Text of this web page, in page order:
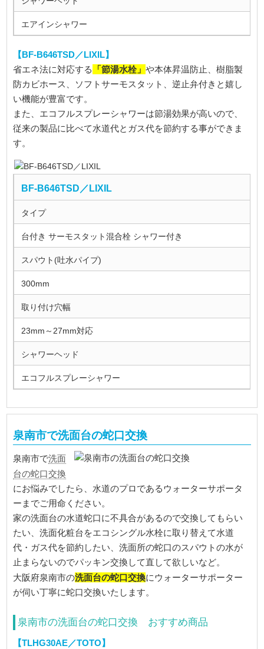
エアインシャワー
【BF-B646TSD／LIXIL】
省エネ法に対応する 「節湯水栓」や本体昇温防止、樹脂製
防カビホース、ソフトサーモスタット、逆止弁付きと嬉し
い機能が豊富です。
また、エコフルスプレーシャワーは節湯効果が高いので、
従来の製品に比べて水道代とガス代を節約する事ができま
す。
BF-B646TSD／LIXIL
タイプ
台付き サーモスタット混合栓 シャワー付き
スパウト(吐水パイプ)
300mm
取り付け穴幅
23mm～27mm対応
シャワーヘッド
エコフルスプレーシャワー
泉南市で洗面台の蛇口交換
泉南市で洗面
台の蛇口交換
にお悩みでしたら、水道のプロであるウォーターサポータ
ーまでご用命ください。
家の洗面台の水道蛇口に不具合があるので交換してもらい
たい、洗面化粧台をエコシングル水栓に取り替えて水道
代・ガス代を節約したい、洗面所の蛇口のスパウトの水が
止まらないのでパッキン交換して直して欲しいなど。
大阪府泉南市の洗面台の蛇口交換にウォーターサポーター
が伺い丁寧に蛇口交換いたします。
泉南市の洗面台の蛇口交換 おすすめ商品
【TLHG30AE／TOTO】